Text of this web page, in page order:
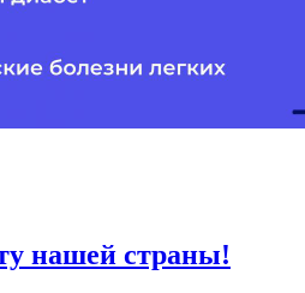
нашей страны!